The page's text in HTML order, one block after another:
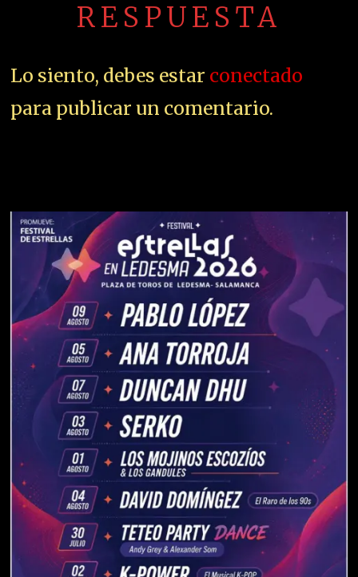
RESPUESTA
Lo siento, debes estar conectado
para publicar un comentario.